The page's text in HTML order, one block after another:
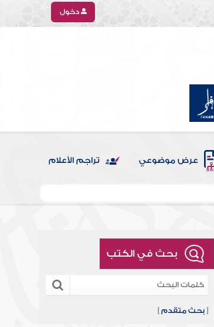
دخول
عرض موضوعي تراجم الأعلام
بحث في الكتب
[بحث متقدم ]